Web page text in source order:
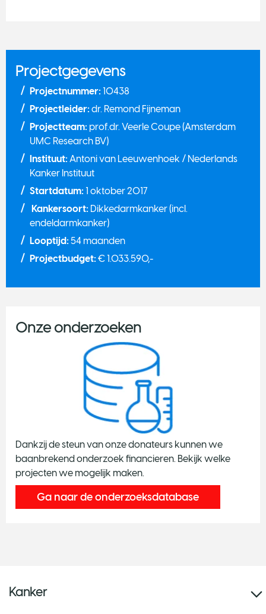
Projectgegevens
Projectnummer: 10438
Projectleider: dr. Remond Fijneman
Projectteam: prof.dr. Veerle Coupe (Amsterdam
UMC Research BV)
Instituut: Antoni van Leeuwenhoek / Nederlands
Kanker Instituut
Startdatum: 1 oktober 2017
Kankersoort: Dikkedarmkanker (incl.
endeldarmkanker)
Looptijd: 54 maanden
Projectbudget: € 1.033.590,-
Onze onderzoeken
Dankzij de steun van onze donateurs kunnen we
baanbrekend onderzoek financieren. Bekijk welke
projecten we mogelijk maken.
Ga naar de onderzoeksdatabase
Kanker